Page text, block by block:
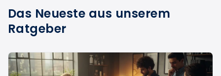
Das Neueste aus unserem
Ratgeber